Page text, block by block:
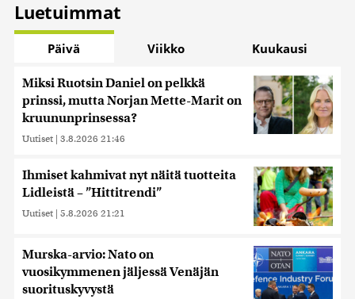
Luetuimmat
Päivä Viikko Kuukausi
Miksi Ruotsin Daniel on pelkkä
prinssi, mutta Norjan Mette-Marit on
kruununprinsessa?
Uutiset | 3.8.2026 21:46
Ihmiset kahmivat nyt näitä tuotteita
Lidleistä – ”Hittitrendi”
Uutiset | 5.8.2026 21:21
Murska-arvio: Nato on
vuosikymmenen jäljessä Venäjän
suorituskyvystä